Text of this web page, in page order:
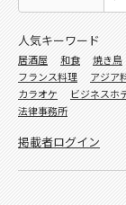
人気キーワード
居酒屋 和食 焼き鳥
フランス料理
アジア
カラオケ
ビジネスホ
法律事務所
掲載者ログイン